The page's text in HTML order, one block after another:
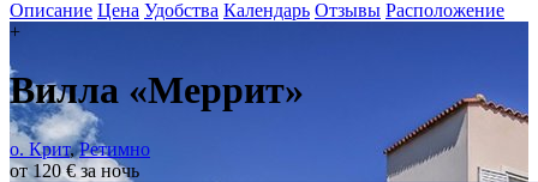
Описание Цена Удобства Календарь Отзывы Расположение
+
Вилла «Меррит»
о. Крит,Ретимно
от 120 € за ночь